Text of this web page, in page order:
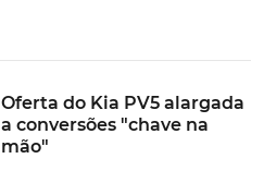
Oferta do Kia PV5 alargada
a conversões "chave na
mão"